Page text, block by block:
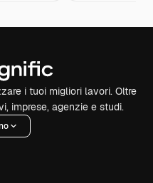
i tuoi migliori lavori. Oltre
imprese, agenzie e studi.